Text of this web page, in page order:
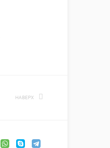
НАВЕРХ